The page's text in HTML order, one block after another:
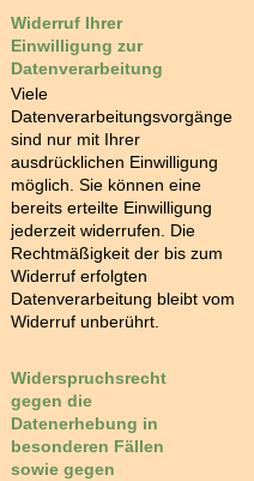
Widerruf Ihrer
Einwilligung zur
Datenverarbeitung
Viele
Datenverarbeitungsvorgänge
sind nur mit Ihrer
ausdrücklichen Einwilligung
möglich. Sie können eine
bereits erteilte Einwilligung
jederzeit widerrufen. Die
Rechtmäßigkeit der bis zum
Widerruf erfolgten
Datenverarbeitung bleibt vom
Widerruf unberührt.
Widerspruchsrecht
gegen die
Datenerhebung in
besonderen Fällen
sowie gegen